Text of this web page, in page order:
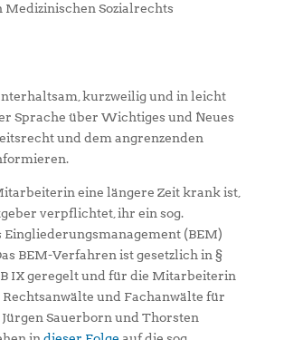
Medizinischen Sozialrechts
kurzweilig und in leicht
Sprache über Wichtiges und Neues
und dem angrenzenden
eine längere Zeit krank ist,
verpflichtet, ihr ein sog.
(BEM)
BEM-Verfahren ist gesetzlich in §
IX geregelt und für die Mitarbeiterin
und Fachanwälte für
Sauerborn und Thorsten